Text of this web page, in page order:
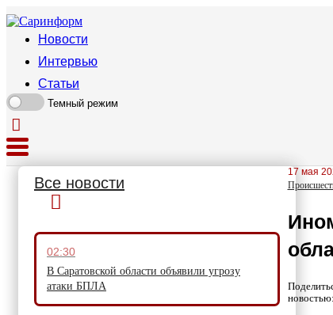
Новости
Интервью
Статьи
Темный режим
Все новости
02:30
В Саратовской области объявили угрозу
атаки БПЛА
17 мая
новостью: